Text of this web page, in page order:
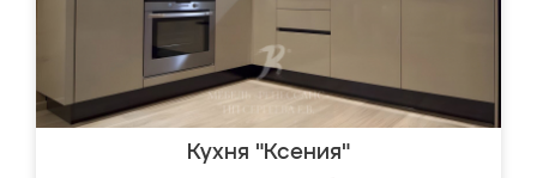
Кухня "Ксения"